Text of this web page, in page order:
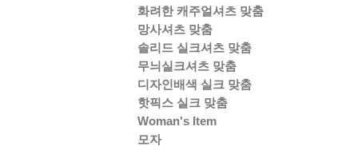
화려한 캐주얼셔츠 맞춤
망사셔츠 맞춤
솔리드 실크셔츠 맞춤
무늬실크셔츠 맞춤
디자인배색 실크 맞춤
핫픽스 실크 맞춤
Woman's Item
모자